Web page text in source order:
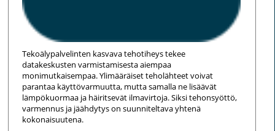
Tekoälypalvelinten kasvava tehotiheys tekee
datakeskusten varmistamisesta aiempaa
monimutkaisempaa. Ylimääräiset teholähteet voivat
parantaa käyttövarmuutta, mutta samalla ne lisäävät
lämpökuormaa ja häiritsevät ilmavirtoja. Siksi tehonsyöttö,
varmennus ja jäähdytys on suunniteltava yhtenä
kokonaisuutena.